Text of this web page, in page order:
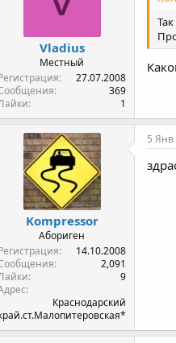
Vladius
Местный
27.07.2008
369
1
Kompressor
Абориген
14.10.2008
2,091
9
Краснодарский
5 Янв